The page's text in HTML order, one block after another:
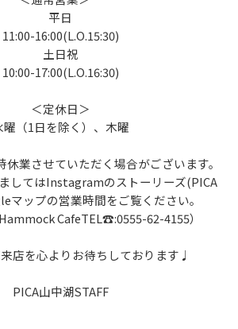
平日
11:00-16:00(L.O.15:30)
土日祝
10:00-17:00(L.O.16:30)
＜定休日＞
曜（1日を除く）、木曜
業させていただく場合がございます。
してはInstagramのストーリーズ(PICA
マップの営業時間をご覧ください。
CafeTEL☎:0555-62-4155）
店を心よりお待ちしております♩
PICA山中湖STAFF